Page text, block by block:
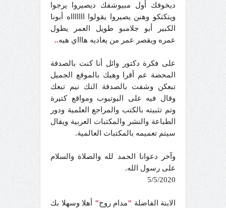
ديخوفك أول مبيوشفك ديصيروا يرجوا
ويتكتكو وهنن يصيروا يقولوا اااااااه أبونا
الكبير أبو جلامبو طويل العمر يطول
عمره ويقصر عمر من يعاديه هاااي هيه..
على فكرة دكتور وائل أنا كنت بالصدفة
المحضة عم أقرا وهيك بالموقع الجميل
تبعكن وشفت بالصدفة النك نيم تبعك
وقال فيه على اليوتيوب ومواقع كتيرة
وتم تثبيته بالكتب والمراجع العلمية ودور
الطباعة والنشر والمكتبات العربية ويقال
سيتم تعميمه بالمكتبات العالمية.
وآخر دعوانا الحمد لله والصلاة والسلام
على رسول الله.
5/5/2020
الابنة الفاضلة "مدام روج" أهلا وسهلا بك